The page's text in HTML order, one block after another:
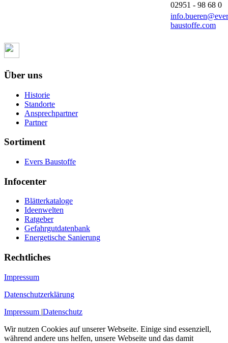
02951 - 98 68 0
baustoffe.com
Über uns
Historie
Standorte
Ansprechpartner
Partner
Sortiment
Evers Baustoffe
Infocenter
Blätterkataloge
Ideenwelten
Ratgeber
Gefahrgutdatenbank
Energetische Sanierung
Rechtliches
Impressum
Datenschutzerklärung
Impressum |Datenschutz
Wir nutzen Cookies auf unserer Webseite. Einige sind essenziell,
während andere uns helfen, unsere Webseite und das damit